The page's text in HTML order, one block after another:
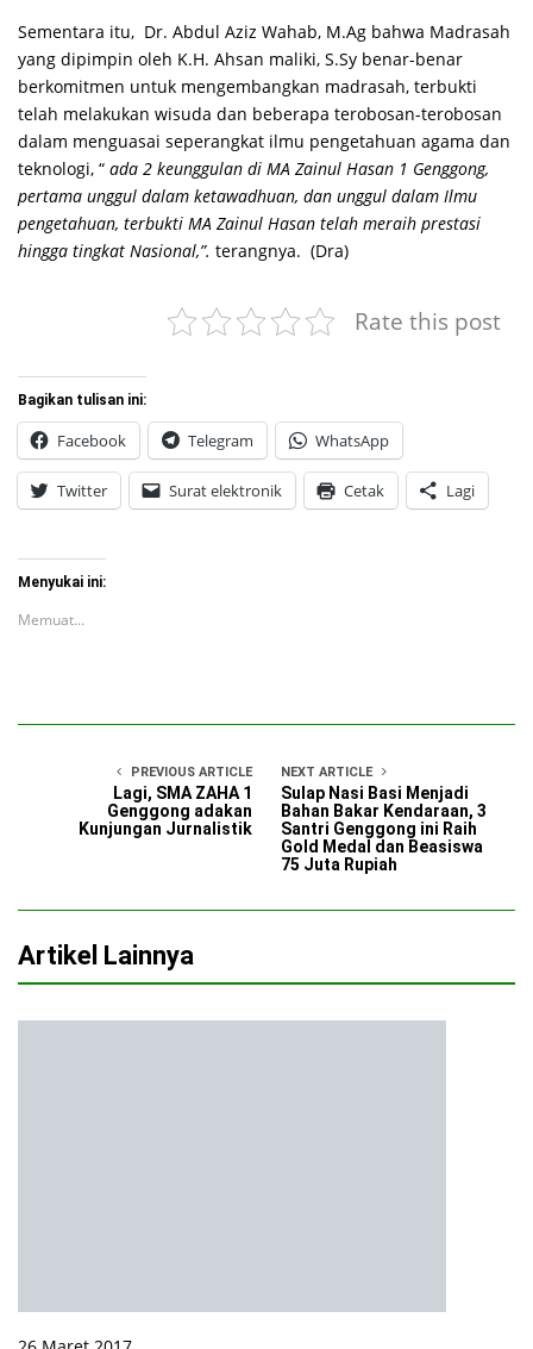
Sementara itu, Dr. Abdul Aziz Wahab, M.Ag bahwa Madrasah
yang dipimpin oleh K.H. Ahsan maliki, S.Sy benar-benar
berkomitmen untuk mengembangkan madrasah, terbukti
telah melakukan wisuda dan beberapa terobosan-terobosan
dalam menguasai seperangkat ilmu pengetahuan agama dan
teknologi, “ ada 2 keunggulan di MA Zainul Hasan 1 Genggong,
pertama unggul dalam ketawadhuan, dan unggul dalam Ilmu
pengetahuan, terbukti MA Zainul Hasan telah meraih prestasi
hingga tingkat Nasional,”. terangnya. (Dra)
Rate this post
Bagikan tulisan ini:
Facebook Telegram WhatsApp
Twitter Surat elektronik Cetak Lagi
Menyukai ini:
Memuat...
PREVIOUS ARTICLE
Lagi, SMA ZAHA 1
Genggong adakan
Kunjungan Jurnalistik
NEXT ARTICLE
Sulap Nasi Basi Menjadi
Bahan Bakar Kendaraan, 3
Santri Genggong ini Raih
Gold Medal dan Beasiswa
75 Juta Rupiah
Artikel Lainnya